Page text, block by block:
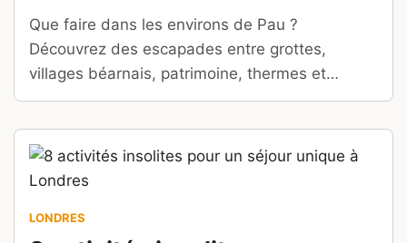
Que faire dans les environs de Pau ?
Découvrez des escapades entre grottes,
villages béarnais, patrimoine, thermes et
activités au pied des Pyrénées.
LONDRES